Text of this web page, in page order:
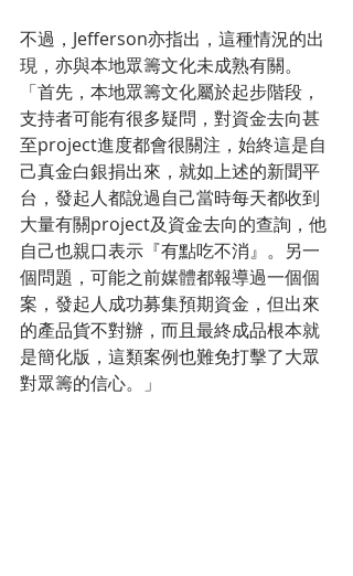
不過，Jefferson亦指出，這種情況的出
現，亦與本地眾籌文化未成熟有關。
「首先，本地眾籌文化屬於起步階段，
支持者可能有很多疑問，對資金去向甚
至project進度都會很關注，始終這是自
己真金白銀捐出來，就如上述的新聞平
台，發起人都說過自己當時每天都收到
大量有關project及資金去向的查詢，他
自己也親口表示『有點吃不消』。另一
個問題，可能之前媒體都報導過一個個
案，發起人成功募集預期資金，但出來
的產品貨不對辦，而且最終成品根本就
是簡化版，這類案例也難免打擊了大眾
對眾籌的信心。」